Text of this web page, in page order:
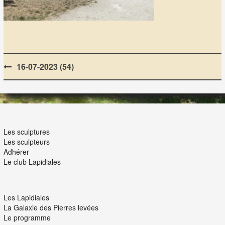
Post
navigation
16-07-2023 (54)
Les sculptures
Les sculpteurs
Adhérer
Le club Lapidiales
Les Lapidiales
La Galaxie des Pierres levées
Le programme